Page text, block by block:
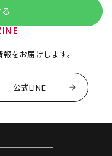
をお届けします。
公式LINE